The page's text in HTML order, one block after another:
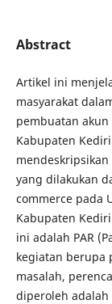
Abstract
Artikel ini
masyarakat
pembuatan akun
Kabupaten
yang dilakukan
commerce pada
Kabupaten
ini adalah PAR
kegiatan berupa
masalah,
diperoleh adalah